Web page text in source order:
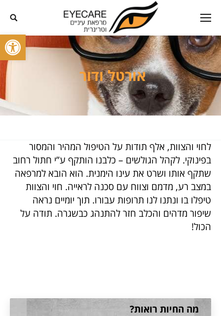
פתח
אורטל ודור
לחוי והצוות, אלף תודות על הטיפול המהיר והמסור
בפינוקי. לקהל הגולשים – כלבנו הותקף ע”י חתול רחוב
שתקף אותו ושרט את עינו הימנית. הוא הובא למרפאה
במצב רע, מדמם וצווח עם סכנה לראייה. חוי והצוות
טיפלו בו ונתנו לנו תרופות עבורו. תוך יומיים נראה
שיפור מדהים והכלב חזר להתנהג כבשגרה. תודה על
הכול!
מה החיות רואות?